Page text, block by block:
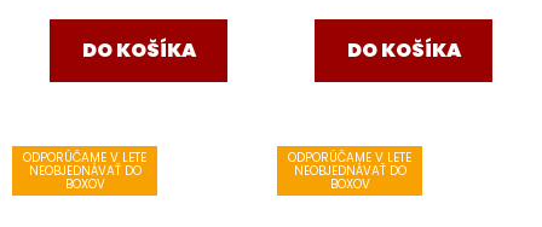
DO KOŠÍKA DO KOŠÍKA
ODPORÚČAME V LETE
NEOBJEDNÁVAŤ DO
BOXOV
ODPORÚČAME V LETE
NEOBJEDNÁVAŤ DO
BOXOV